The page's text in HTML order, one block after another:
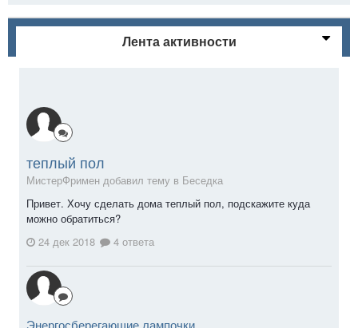
Лента активности
теплый пол
МистерФримен добавил тему в Беседка
Привет. Хочу сделать дома теплый пол, подскажите куда
можно обратиться?
24 дек 2018
4 ответа